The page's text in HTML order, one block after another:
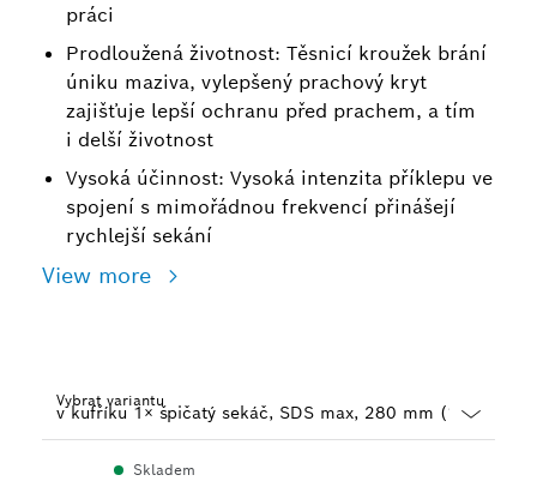
práci
Prodloužená životnost: Těsnicí kroužek brání
úniku maziva, vylepšený prachový kryt
zajišťuje lepší ochranu před prachem, a tím
i delší životnost
Vysoká účinnost: Vysoká intenzita příklepu ve
spojení s mimořádnou frekvencí přinášejí
rychlejší sekání
View more
Vybrat variantu
Skladem